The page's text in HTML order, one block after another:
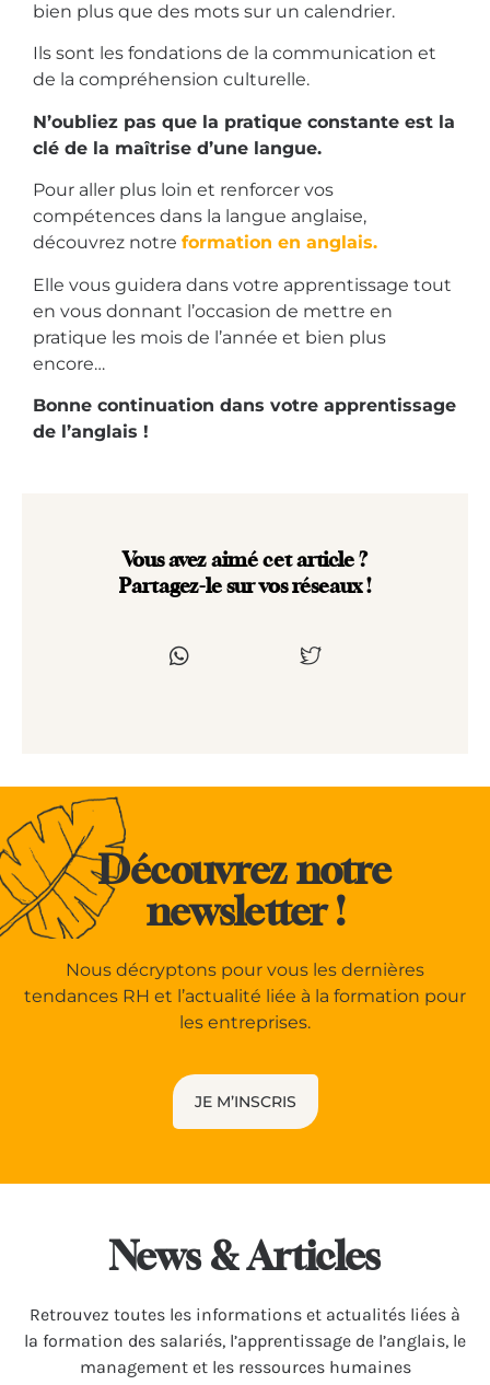
bien plus que des mots sur un calendrier.
Ils sont les fondations de la communication et
de la compréhension culturelle.
N’oubliez pas que la pratique constante est la
clé de la maîtrise d’une langue.
Pour aller plus loin et renforcer vos
compétences dans la langue anglaise,
découvrez notre formation en anglais.
Elle vous guidera dans votre apprentissage tout
en vous donnant l’occasion de mettre en
pratique les mois de l’année et bien plus
encore…
Bonne continuation dans votre apprentissage
de l’anglais !
Vous avez aimé cet article ?
Partagez-le sur vos réseaux !
Découvrez notre
newsletter !
Nous décryptons pour vous les dernières
tendances RH et l’actualité liée à la formation pour
les entreprises.
JE M’INSCRIS
News & Articles
Retrou­vez toutes les infor­ma­tions et actua­li­tés liées à
la forma­tion des salariés, l’apprentissage de l’anglais, le
management et les ressources humaines